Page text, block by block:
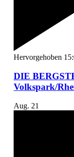
Hervorgehoben
DIE
Volkspark/
Aug. 21